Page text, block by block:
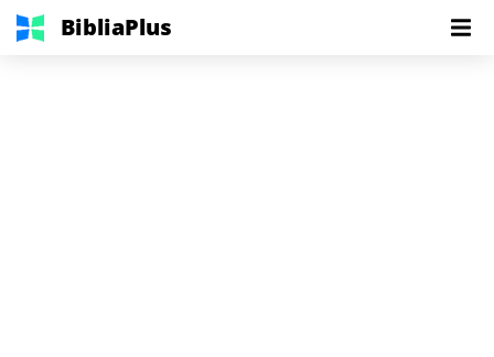
BibliaPlus